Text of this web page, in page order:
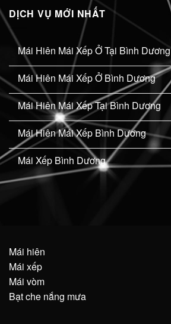
DỊCH VỤ MỚI NHẤT
Mái Hiên Mái Xếp Ở Tại Bình Dương
Mái Hiên Mái Xếp Ở Bình Dương
Mái Hiên Mái Xếp Tại Bình Dương
Mái Hiên Mái Xếp Bình Dương
Mái Xếp Bình Dương
Mái hiên
Mái xếp
Mái vòm
Bạt che nắng mưa